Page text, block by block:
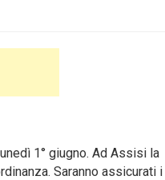
1° giugno. Ad Assisi la
Saranno assicurati